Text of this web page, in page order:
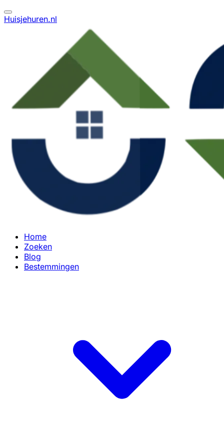
Huisjehuren.nl
Home
Zoeken
Blog
Bestemmingen